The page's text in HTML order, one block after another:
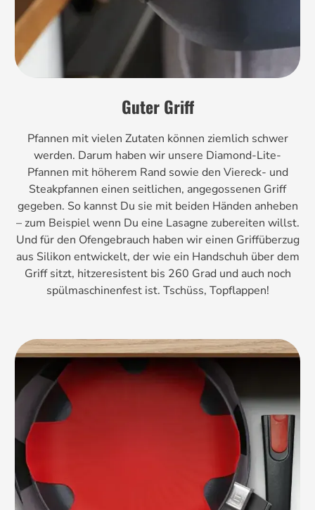
Guter Griff
Pfannen mit vielen Zutaten können ziemlich schwer
werden. Darum haben wir unsere Diamond-Lite-
Pfannen mit höherem Rand sowie den Viereck- und
Steakpfannen einen seitlichen, angegossenen Griff
gegeben. So kannst Du sie mit beiden Händen anheben
– zum Beispiel wenn Du eine Lasagne zubereiten willst.
Und für den Ofengebrauch haben wir einen Griffüberzug
aus Silikon entwickelt, der wie ein Handschuh über dem
Griff sitzt, hitzeresistent bis 260 Grad und auch noch
spülmaschinenfest ist. Tschüss, Topflappen!